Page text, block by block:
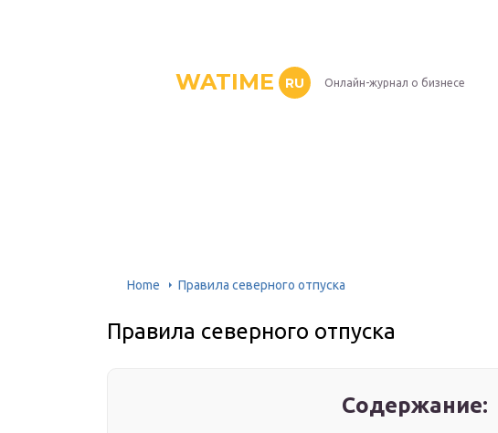
WATIME RU Онлайн-журнал о бизнесе
Home Правила северного отпуска
Правила северного отпуска
Содержание: